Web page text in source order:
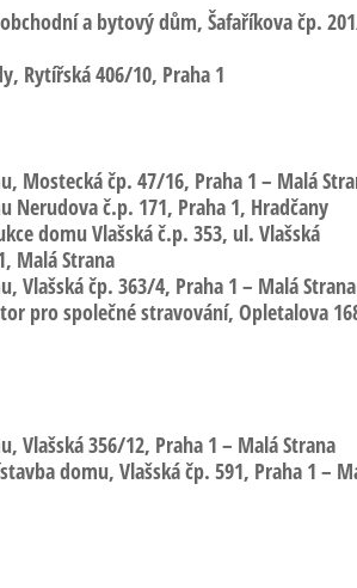
a bytový dům, Šafaříkova čp.
Rytířská 406/10, Praha 1
Mosteckáčp. 47/16, Praha 1 – Malá
Nerudovač.p. 171, Praha 1, Hradčany
domu Vlašskáč.p. 353, ul. Vlašská
Malá Strana
Vlašskáčp. 363/4, Praha 1 – Malá Strana
pro společné stravování, Opletalova
Vlašská356/12, Praha 1 – Malá Strana
domu, Vlašskáčp. 591, Praha 1 –